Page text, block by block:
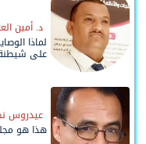
د. أمين
لماذا
على شيطنة
عيدروس
هذا هو